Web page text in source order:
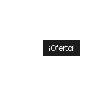
¡Oferta!